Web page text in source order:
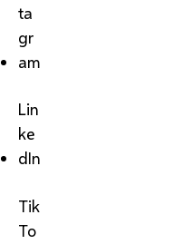
ta
gr
am
Lin
ke
dIn
Tik
To